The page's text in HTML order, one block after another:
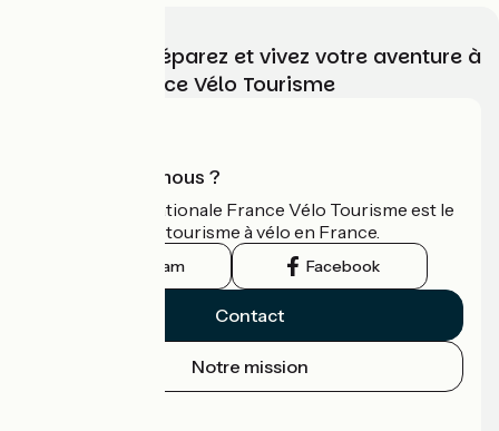
Choisissez, préparez et vivez votre aventure à
vélo avec France Vélo Tourisme
Qui sommes-nous ?
L'association nationale France Vélo Tourisme est le
guide officiel du tourisme à vélo en France.
Instagram Facebook
Contact
Notre mission